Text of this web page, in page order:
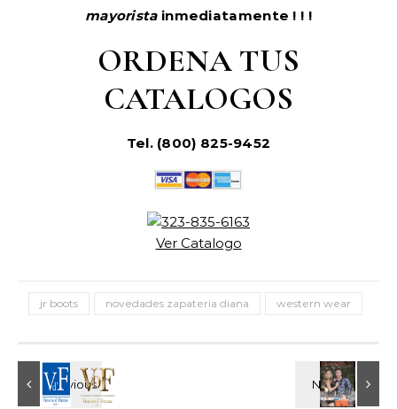
mayoristainmediatamente ! ! !
ORDENA TUS
CATALOGOS
Tel. (800) 825-9452
Ver Catalogo
jr boots novedades zapateria diana western wear